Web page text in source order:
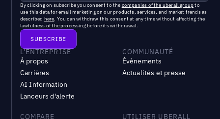
By clicking on subscribe you consent to the companies of the uberall groupto
use this data for email marketing on our products, services, and market trends as
described here. You can withdraw this consent at any time without affecting the
lawfulness of the processing before its withdrawal.
L'ENTREPRISE
À propos
Carrières
AI Information
Lanceurs d'alerte
COMMUNAUTÉ
Évènements
Actualités et presse
COMPARE UTILISER UBERALL